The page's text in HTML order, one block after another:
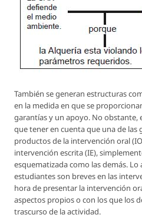
También se generan estructuras
en la medida en que se
garantías y un apoyo. No obstante,
que tener en cuenta que una de las
productos de la intervención oral
intervención escrita (IE),
esquematizada como las demás.
estudiantes son breves en las
hora de presentar la intervención
aspectos propios o con los que los
trascurso de la actividad.